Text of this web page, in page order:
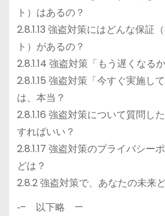
ト）はあるの？
2.8.1.13 強盗対策にはどんな保証
ト）があるの？
2.8.1.14 強盗対策「もう遅くなる
2.8.1.15 強盗対策「今すぐ実施し
は、本当？
2.8.1.16 強盗対策について質問し
すればいい？
2.8.1.17 強盗対策のプライバシー
どは？
2.8.2 強盗対策で、あなたの未来
‐– 以下略 —